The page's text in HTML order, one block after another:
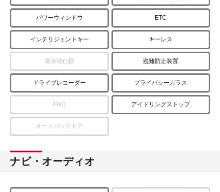
パワーウィンドウ ETC
インテリジェントキー キーレス
寒冷地仕様 盗難防止装置
ドライブレコーダー プライバシーガラス
4WD アイドリングストップ
オートバックドア
ナビ・オーディオ